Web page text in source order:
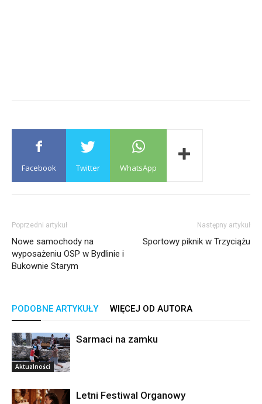
Facebook Twitter WhatsApp
Poprzedni artykuł
Nowe samochody na
wyposażeniu OSP w Bydlinie i
Bukownie Starym
Następny artykuł
Sportowy piknik w Trzyciążu
PODOBNE ARTYKUŁY WIĘCEJ OD AUTORA
Aktualności
Sarmaci na zamku
Letni Festiwal Organowy